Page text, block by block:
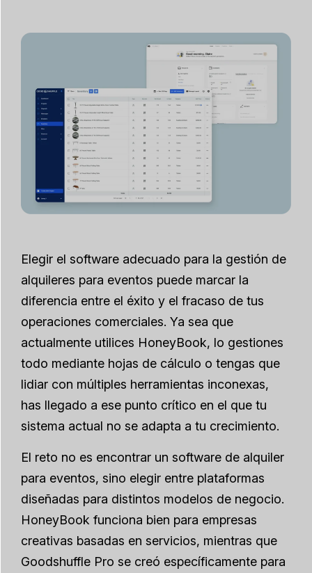
Elegir el software adecuado para la gestión de
alquileres para eventos puede marcar la
diferencia entre el éxito y el fracaso de tus
operaciones comerciales. Ya sea que
actualmente utilices HoneyBook, lo gestiones
todo mediante hojas de cálculo o tengas que
lidiar con múltiples herramientas inconexas,
has llegado a ese punto crítico en el que tu
sistema actual no se adapta a tu crecimiento.
El reto no es encontrar un software de alquiler
para eventos, sino elegir entre plataformas
diseñadas para distintos modelos de negocio.
HoneyBook funciona bien para empresas
creativas basadas en servicios, mientras que
Goodshuffle Pro se creó específicamente para